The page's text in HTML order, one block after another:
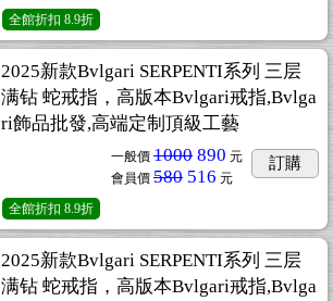
全館折扣 8.9折
2025新款Bvlgari SERPENTI系列 三层
满钻 蛇戒指，高版本Bvlgari戒指,Bvlga
ri飾品批發,高端定制頂級工藝
一般價 1000 890 元
會員價 580 516 元
訂購
全館折扣 8.9折
2025新款Bvlgari SERPENTI系列 三层
满钻 蛇戒指，高版本Bvlgari戒指,Bvlga